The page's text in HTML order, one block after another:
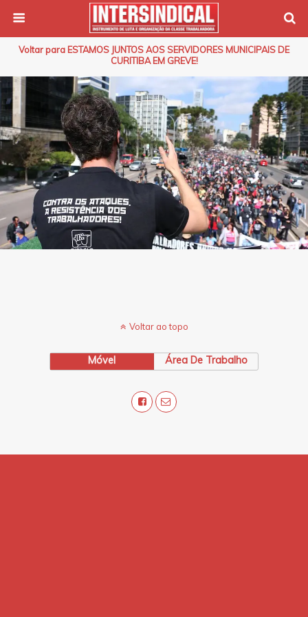
Voltar para ESTAMOS JUNTOS AOS SERVIDORES MUNICIPAIS DE
CURITIBA EM GREVE!
Voltar ao topo
Móvel Área De Trabalho